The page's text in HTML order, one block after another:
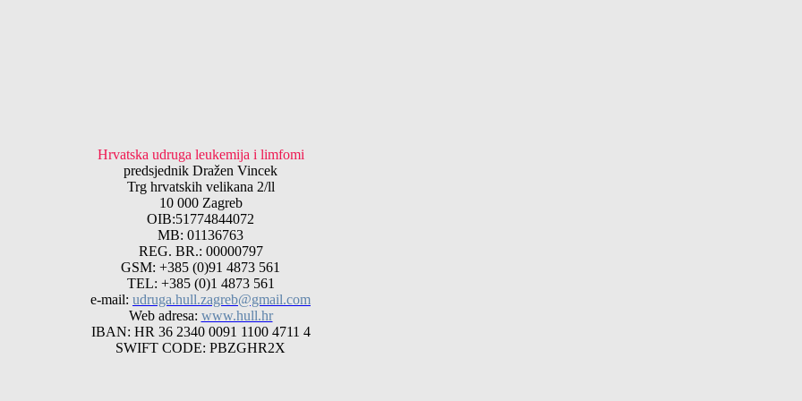
Hrvatska udruga leukemija i limfomi
predsjednik Dražen Vincek
Trg hrvatskih velikana 2/ll
10 000 Zagreb
OIB:51774844072
MB: 01136763
REG. BR.: 00000797
GSM: +385 (0)91 4873 561
TEL: +385 (0)1 4873 561
e-mail: udruga.hull.zagreb@gmail.com
Web adresa: www.hull.hr
IBAN: HR 36 2340 0091 1100 4711 4
SWIFT CODE: PBZGHR2X